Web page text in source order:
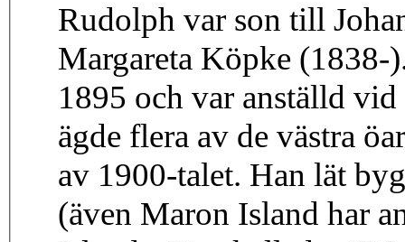
Rudolph var son till
Margareta Köpke
1895 och var anställd
ägde flera av de västra
av 1900-talet. Han lät
(även Maron Island har